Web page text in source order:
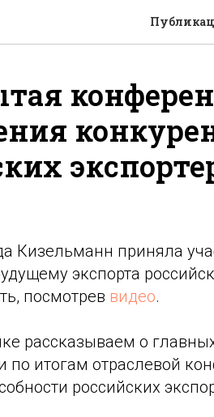
Кизельманн приняла
экспорта
посмотрев видео.
рассказываем о
по итогам отраслевой
российских